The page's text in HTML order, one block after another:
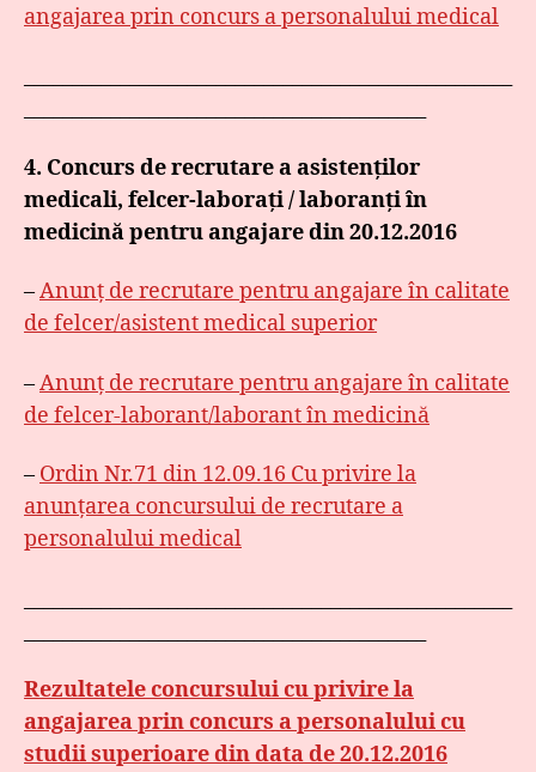
angajarea prin concurs a personalului medical
4. Concurs de recrutare a asistenților
medicali, felcer-laborați / laboranți în
medicină pentru angajare din 20.12.2016
–Anunţ de recrutare pentru angajare în calitate
de felcer/asistent medical superior
–Anunţ de recrutare pentru angajare în calitate
de felcer-laborant/laborant în medicină
– Ordin Nr.71 din 12.09.16 Cu privire la
anunțarea concursului de recrutare a
personalului medical
Rezultatele concursului cu privire la
angajarea prin concurs a personalului cu
studii superioare din data de 20.12.2016